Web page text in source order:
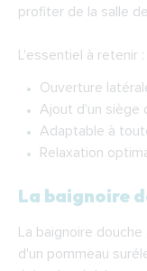
profiter de la salle
L'essentiel à retenir :
Ouverture
Ajout d'un siège
Adaptable à
Relaxation
La baignoire
La baignoire
d'un pommeau